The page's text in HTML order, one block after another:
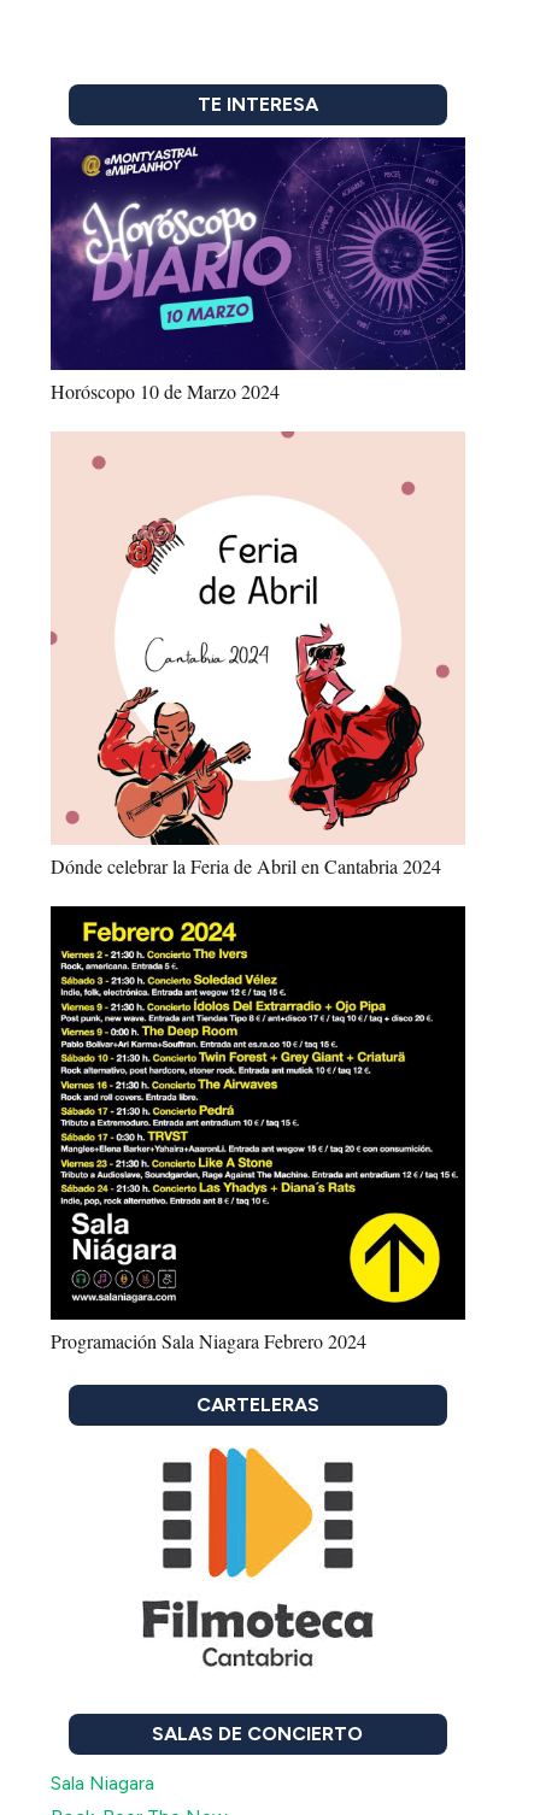
TE INTERESA
Horóscopo 10 de Marzo 2024
Dónde celebrar la Feria de Abril en Cantabria 2024
Programación Sala Niagara Febrero 2024
CARTELERAS
SALAS DE CONCIERTO
Sala Niagara